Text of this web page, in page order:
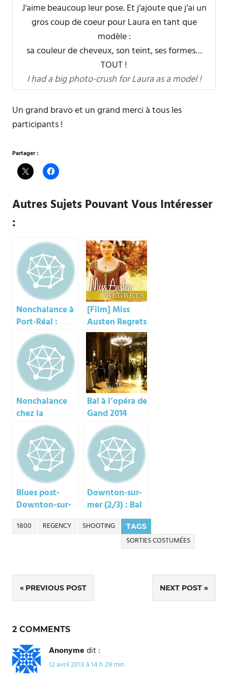
J’aime beaucoup leur pose. Et j’ajoute que j’ai un
gros coup de coeur pour Laura en tant que
modèle :
sa couleur de cheveux, son teint, ses formes…
TOUT !
I had a big photo-crush for Laura as a model !
Un grand bravo et un grand merci à tous les
participants !
Partager :
Autres Sujets Pouvant Vous Intéresser
:
Nonchalance à
Port-Réal :
appel à
contribution !
[Film] Miss
Austen Regrets
Nonchalance
chez la
Duchesse
Bal à l’opéra de
Gand 2014
Blues post-
Downton-sur-
Mer…
Downton-sur-
mer (2/3) : Bal
1914
TAGS
1800 REGENCY
SHOOTING
SORTIES COSTUMÉES
Navigation
de
l’article
PREVIOUS POST NEXT POST
2 COMMENTS
Anonymedit :
12 avril 2013 à 14 h 29 min